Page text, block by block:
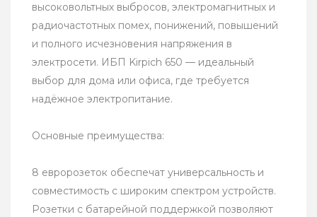
высоковольтных выбросов, электромагнитных и
радиочастотных помех, понижений, повышений
и полного исчезновения напряжения в
электросети. ИБП Kirpich 650 — идеальный
выбор для дома или офиса, где требуется
надёжное электропитание.
Основные преимущества:
8 евророзеток обеспечат универсальность и
совместимость с широким спектром устройств.
Розетки с батарейной поддержкой позволяют